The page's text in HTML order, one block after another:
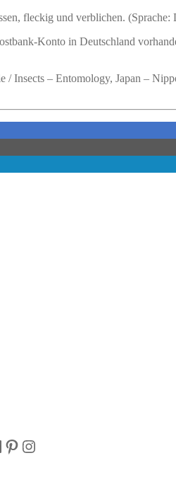
fleckig und verblichen. (Sprache:
Konto in Deutschland
– Entomology, Japan –
Pinterest
Instagram